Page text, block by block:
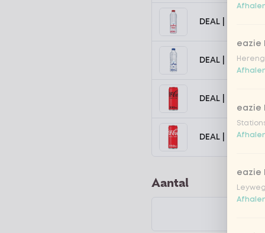
DEAL |
DEAL |
DEAL | Coca-
DEAL | Coca-
Aantal
eazie
eazie
eazie
Leyweg